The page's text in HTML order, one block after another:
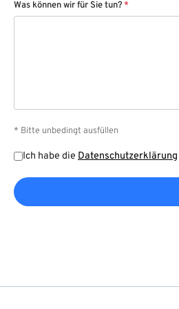
Was können wir für Sie tun? *
* Bitte unbedingt ausfüllen
Ich habe die Datenschutzerklärung